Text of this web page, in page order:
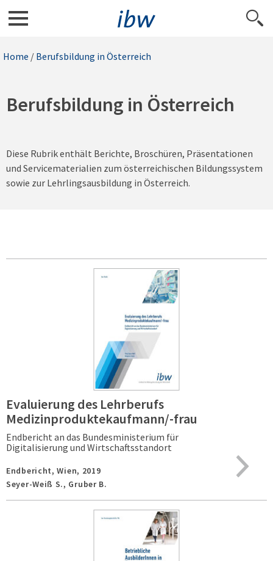
Home / Berufsbildung in Österreich
Berufsbildung in Österreich
Diese Rubrik enthält Berichte, Broschüren, Präsentationen
und Servicematerialien zum österreichischen Bildungssystem
sowie zur Lehrlingsausbildung in Österreich.
Evaluierung des Lehrberufs
Medizinproduktekaufmann/-frau
Endbericht an das Bundesministerium für
Digitalisierung und Wirtschaftsstandort
Endbericht,Wien, 2019
Seyer-Weiß S., Gruber B.